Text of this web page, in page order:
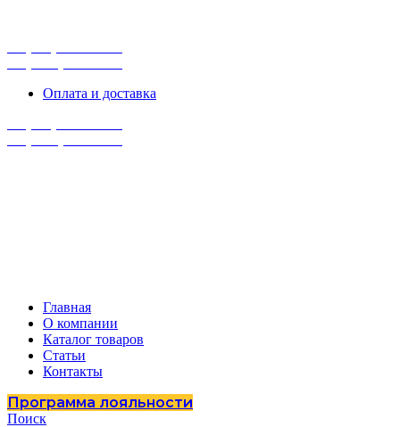
Оплата и доставка
Главная
О компании
Каталог товаров
Статьи
Контакты
Программа лояльности
Поиск